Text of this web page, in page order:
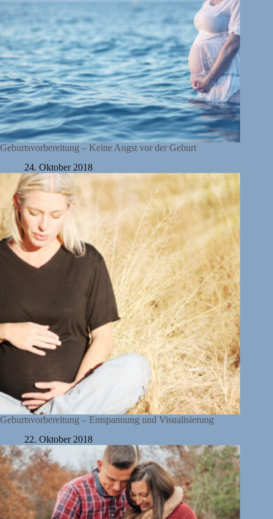
Geburtsvorbereitung – Keine Angst vor der Geburt
24. Oktober 2018
Geburtsvorbereitung – Entspannung und Visualisierung
22. Oktober 2018